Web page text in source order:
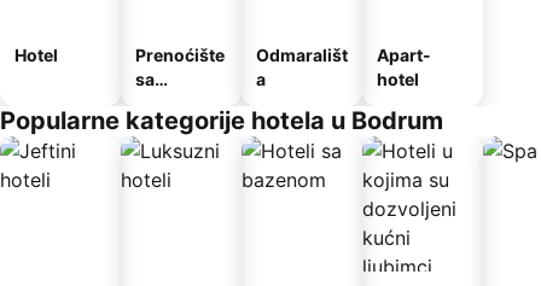
Hotel
Prenoćište
sa
Odmarališt
a
Apart-
hotel
Popularne kategorije hotela u Bodrum